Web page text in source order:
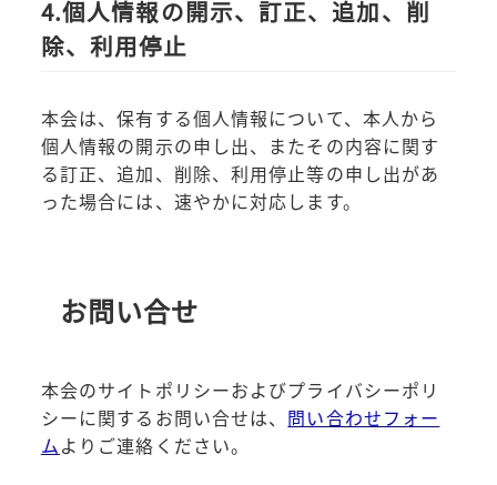
4.個人情報の開示、訂正、追加、削
除、利用停止
本会は、保有する個人情報について、本人から
個人情報の開示の申し出、またその内容に関す
る訂正、追加、削除、利用停止等の申し出があ
った場合には、速やかに対応します。
お問い合せ
本会のサイトポリシーおよびプライバシーポリ
シーに関するお問い合せは、 問い合わせフォー
ムよりご連絡ください。